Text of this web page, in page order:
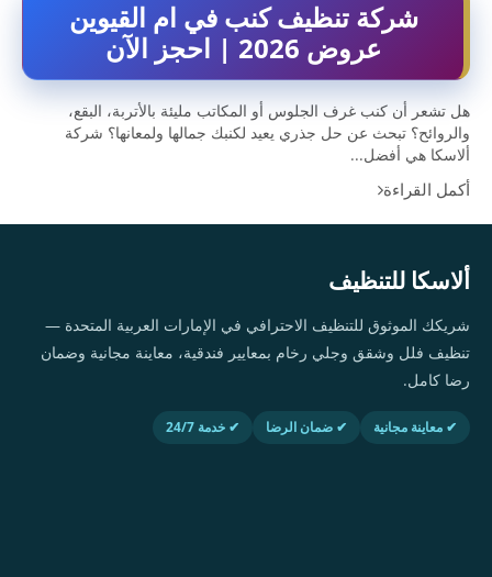
شركة تنظيف كنب في ام القيوين
عروض 2026 | احجز الآن
هل تشعر أن كنب غرف الجلوس أو المكاتب مليئة بالأتربة، البقع،
والروائح؟ تبحث عن حل جذري يعيد لكنبك جمالها ولمعانها؟ شركة
ألاسكا هي أفضل...
أكمل القراءة
ألاسكا للتنظيف
شريكك الموثوق للتنظيف الاحترافي في الإمارات العربية المتحدة —
تنظيف فلل وشقق وجلي رخام بمعايير فندقية، معاينة مجانية وضمان
رضا كامل.
✔ معاينة مجانية ✔ ضمان الرضا ✔ خدمة 24/7